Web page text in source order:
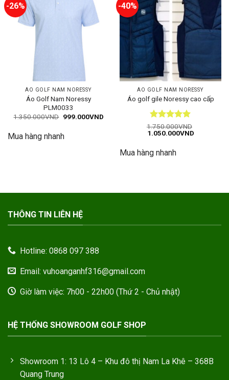
-26%
ÁO GOLF NAM NORESSY
Áo Golf Nam Noressy
PLM0033
1.350.000VND Giá
1.350.000VND.
999.000VNDGiá
Mua hàng nhanh
-40%
ÁO GOLF NAM NORESSY
Áo golf gile Noressy cao cấp
Được xếp
hạng55
1.750.000VND
Giá
1.750.000VND.
1.050.000VNDGiá
Mua hàng nhanh
THÔNG TIN LIÊN HỆ
Hotline: 0868 097 388
Email: vuhoanganhf316@gmail.com
Giờ làm việc: 7h00 - 22h00 (Thứ 2 - Chủ nhật)
HỆ THỐNG SHOWROOM GOLF SHOP
Showroom 1: 13 Lô 4 – Khu đô thị Nam La Khê – 368B
Quang Trung